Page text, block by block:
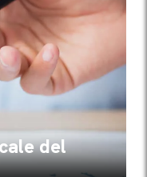
del